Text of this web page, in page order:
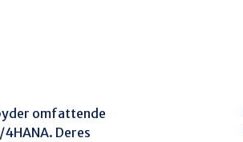
omfattende
Deres